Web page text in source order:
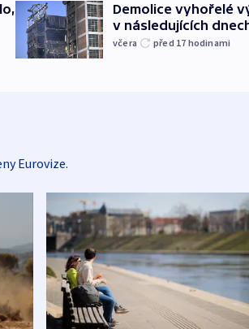
Demolice vyhořelé
v následujících
včera před 17 hodinami
Eurovize.